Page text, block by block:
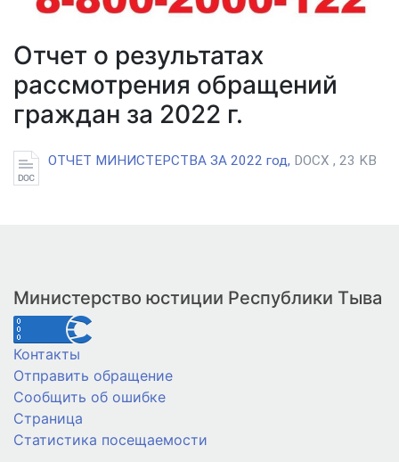
Отчет о результатах
рассмотрения обращений
граждан за 2022 г.
ОТЧЕТ МИНИСТЕРСТВА ЗА 2022 год, DOCX , 23 KB
Министерство юстиции Республики Тыва
Контакты
Отправить обращение
Сообщить об ошибке
Страница
Статистика посещаемости